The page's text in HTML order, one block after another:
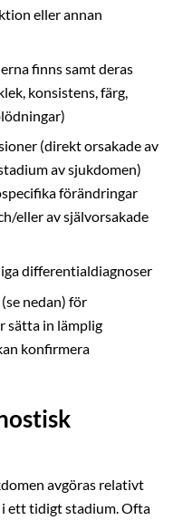
eller annan
finns samt deras
konsistens, färg,
(direkt orsakade av
av sjukdomen)
förändringar
eller av självorsakade
differentialdiagnoser
nedan) för
sätta in lämplig
konfirmera
avgöras relativt
ett tidigt stadium. Ofta